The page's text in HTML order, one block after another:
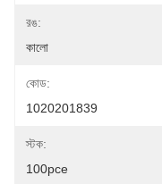
রঙ:
কালো
কোড:
1020201839
স্টক:
100pce